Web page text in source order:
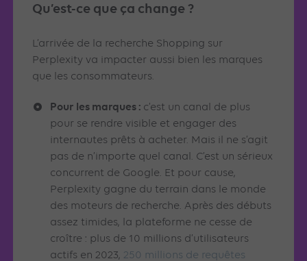
Qu’est-ce que ça change ?
L’arrivée de la recherche Shopping sur
Perplexity va impacter aussi bien les marques
que les consommateurs.
Pour les marques : c’est un canal de plus
pour se rendre visible et engager des
internautes prêts à acheter. Mais il ne s’agit
pas de n’importe quel canal. C’est un sérieux
concurrent de Google. Et pour cause,
Perplexity gagne du terrain dans le monde
des moteurs de recherche. Après des débuts
assez timides, la plateforme ne cesse de
croître : plus de 10 millions d’utilisateurs
actifs en 2023, 250 millions de requêtes